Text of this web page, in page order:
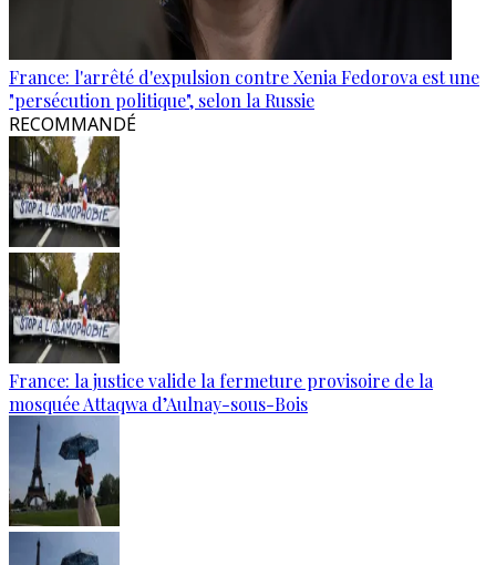
France: l'arrêté d'expulsion contre Xenia Fedorova est une
"persécution politique", selon la Russie
RECOMMANDÉ
France: la justice valide la fermeture provisoire de la
mosquée Attaqwa d’Aulnay-sous-Bois